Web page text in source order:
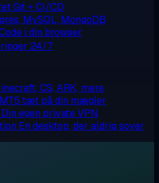
Git + CI/CD
MySQL, MongoDB
i din browser
24/7
CS, ARK, mere
MT5 tæt på din mægler
Din egen private VPN
En desktop, der aldrig sover